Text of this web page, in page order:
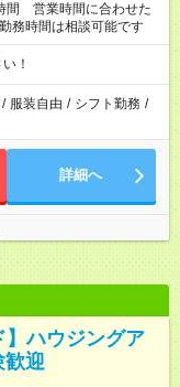
務時間は相談可能です
！
/ 服装自由 / シフト勤務 /
詳細へ
】ハウジングア
歓迎